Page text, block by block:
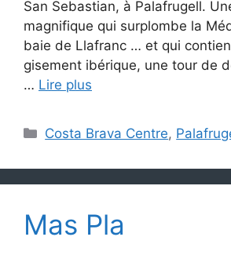
San Sebastian, à Palafrugell.
magnifique qui surplombe la
baie de Llafranc … et qui
gisement ibérique, une tour de
… Lire plus
Catégories
Costa Brava Centre,
Mas Pla